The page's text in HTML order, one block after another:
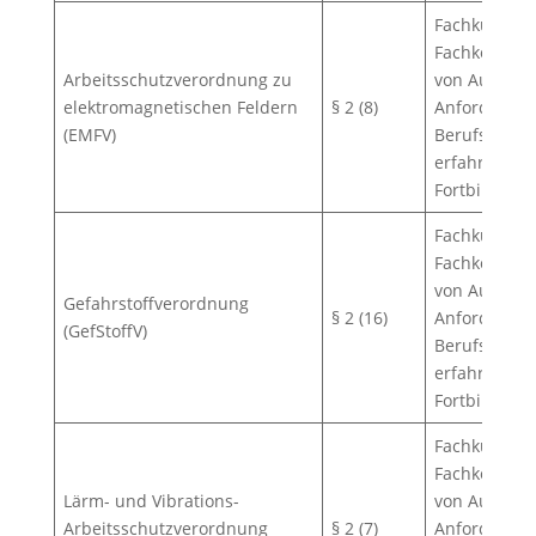
Arbeitsschutzverordnung zu
elektromagnetischen Feldern
(EMFV)
§ 2 (8)
von
erfahrung,
Fortbildung.
Gefahrstoffverordnung
(GefStoffV)
§ 2 (16)
von
erfahrung,
Fortbildung.
Lärm- und Vibrations-
Arbeitsschutzverordnung
§ 2 (7)
von